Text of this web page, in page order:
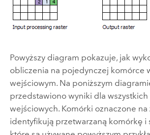
Powyższy diagram pokazuje, jak
obliczenia na pojedynczej komórce
wejściowym. Na poniższym
przedstawiono wyniki dla
wejściowych. Komórki oznaczone na
identyfikują przetwarzaną komórkę i